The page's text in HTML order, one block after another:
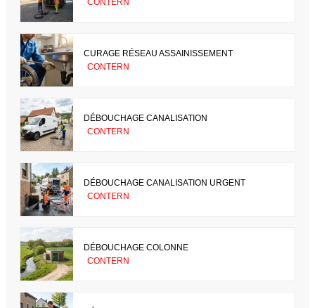
CURAGE RÉSEAU ASSAINISSEMENT
CONTERN
DÉBOUCHAGE CANALISATION
CONTERN
DÉBOUCHAGE CANALISATION URGENT
CONTERN
DÉBOUCHAGE COLONNE
CONTERN